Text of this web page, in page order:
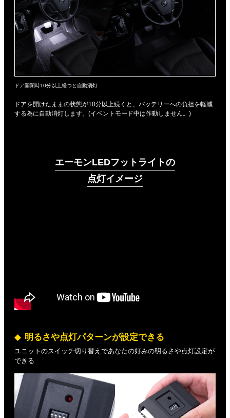
ドア開閉時10分以上経つと自動消灯
ドアを開けたままの状態が10分以上続くと、バッテリーへの負担を軽減
する為に自動消灯します。(イベントモード中は作動しません。)
エーモンLEDフットライトの
点灯イメージ
明るさや点灯パターンが設定できる
ユニットのスイッチ切り替えであなたの好みの明るさや点灯設定が
できる